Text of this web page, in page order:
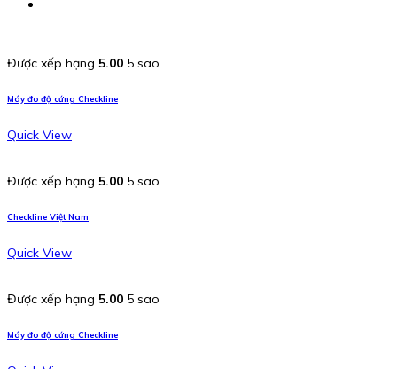
Được xếp hạng 5.00 5 sao
Máy đo độ cứng Checkline
Quick View
Được xếp hạng 5.00 5 sao
Checkline Việt Nam
Quick View
Được xếp hạng 5.00 5 sao
Máy đo độ cứng Checkline